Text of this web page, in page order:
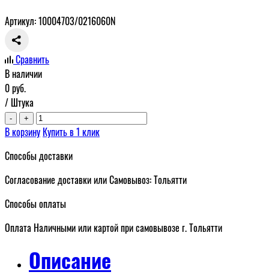
Артикул: 10004703/0216060N
Сравнить
В наличии
0руб.
/ Штука
- +
В корзину Купить в 1 клик
Способы доставки
Согласование доставки или Самовывоз: Тольятти
Способы оплаты
Оплата Наличными или картой при самовывозе г. Тольятти
Описание